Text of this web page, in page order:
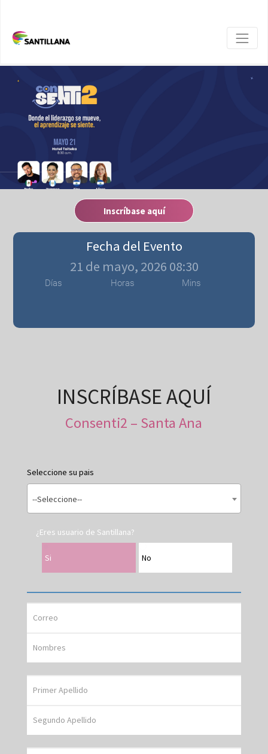
Inscríbase aquí
Fecha del Evento
21 de mayo, 2026 08:30
Días Horas Mins
INSCRÍBASE AQUÍ
Consenti2 – Santa Ana
Seleccione su pais
--Seleccione--
¿Eres usuario de Santillana?
Si No